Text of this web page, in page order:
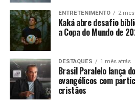
ENTRETENIMENTO 2
Kaká abre desafio
a Copa do Mundo de
DESTAQUES 1 mês atrás
Brasil Paralelo lança
evangélicos com
cristãos